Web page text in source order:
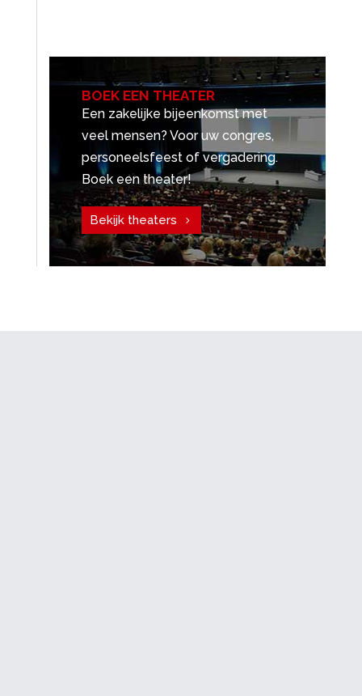
BOEK EEN THEATER
Een zakelijke bijeenkomst met
veel mensen? Voor uw congres,
personeelsfeest of vergadering.
Boek een theater!
Bekijk theaters